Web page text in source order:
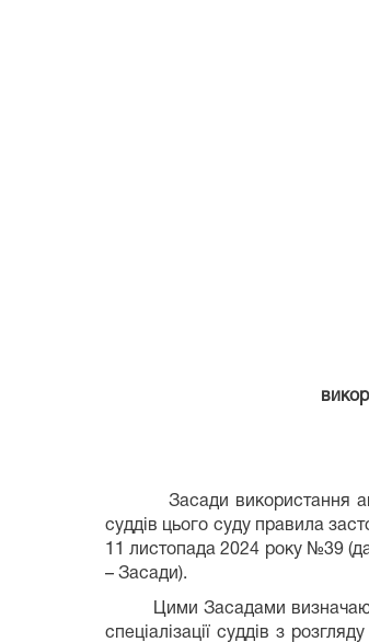
Засади використання
суддів цього суду правила
11 листопада 2024 року №39
– Засади).
Цими Засадами
спеціалізації суддів з